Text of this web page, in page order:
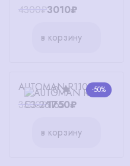
4300₽3010₽
в корзину
0 -50%
AUTOMAN R1103 C3
3500₽1750₽
в корзину